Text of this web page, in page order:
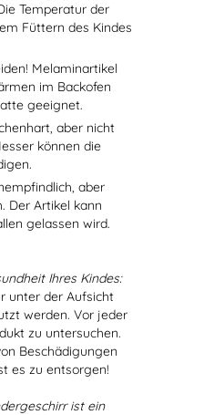
Temperatur der
Füttern des Kindes
Melaminartikel
im Backofen
geeignet.
aber nicht
können die
aber
Der Artikel kann
gelassen wird.
Ihres Kindes:
unter der Aufsicht
werden. Vor jeder
zu untersuchen.
Beschädigungen
es zu entsorgen!
ist ein